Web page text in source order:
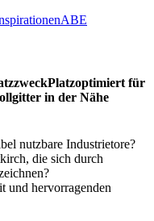
ABE
Platzoptimiert für
in der Nähe
nutzbare Industrietore?
die sich durch
und hervorragenden